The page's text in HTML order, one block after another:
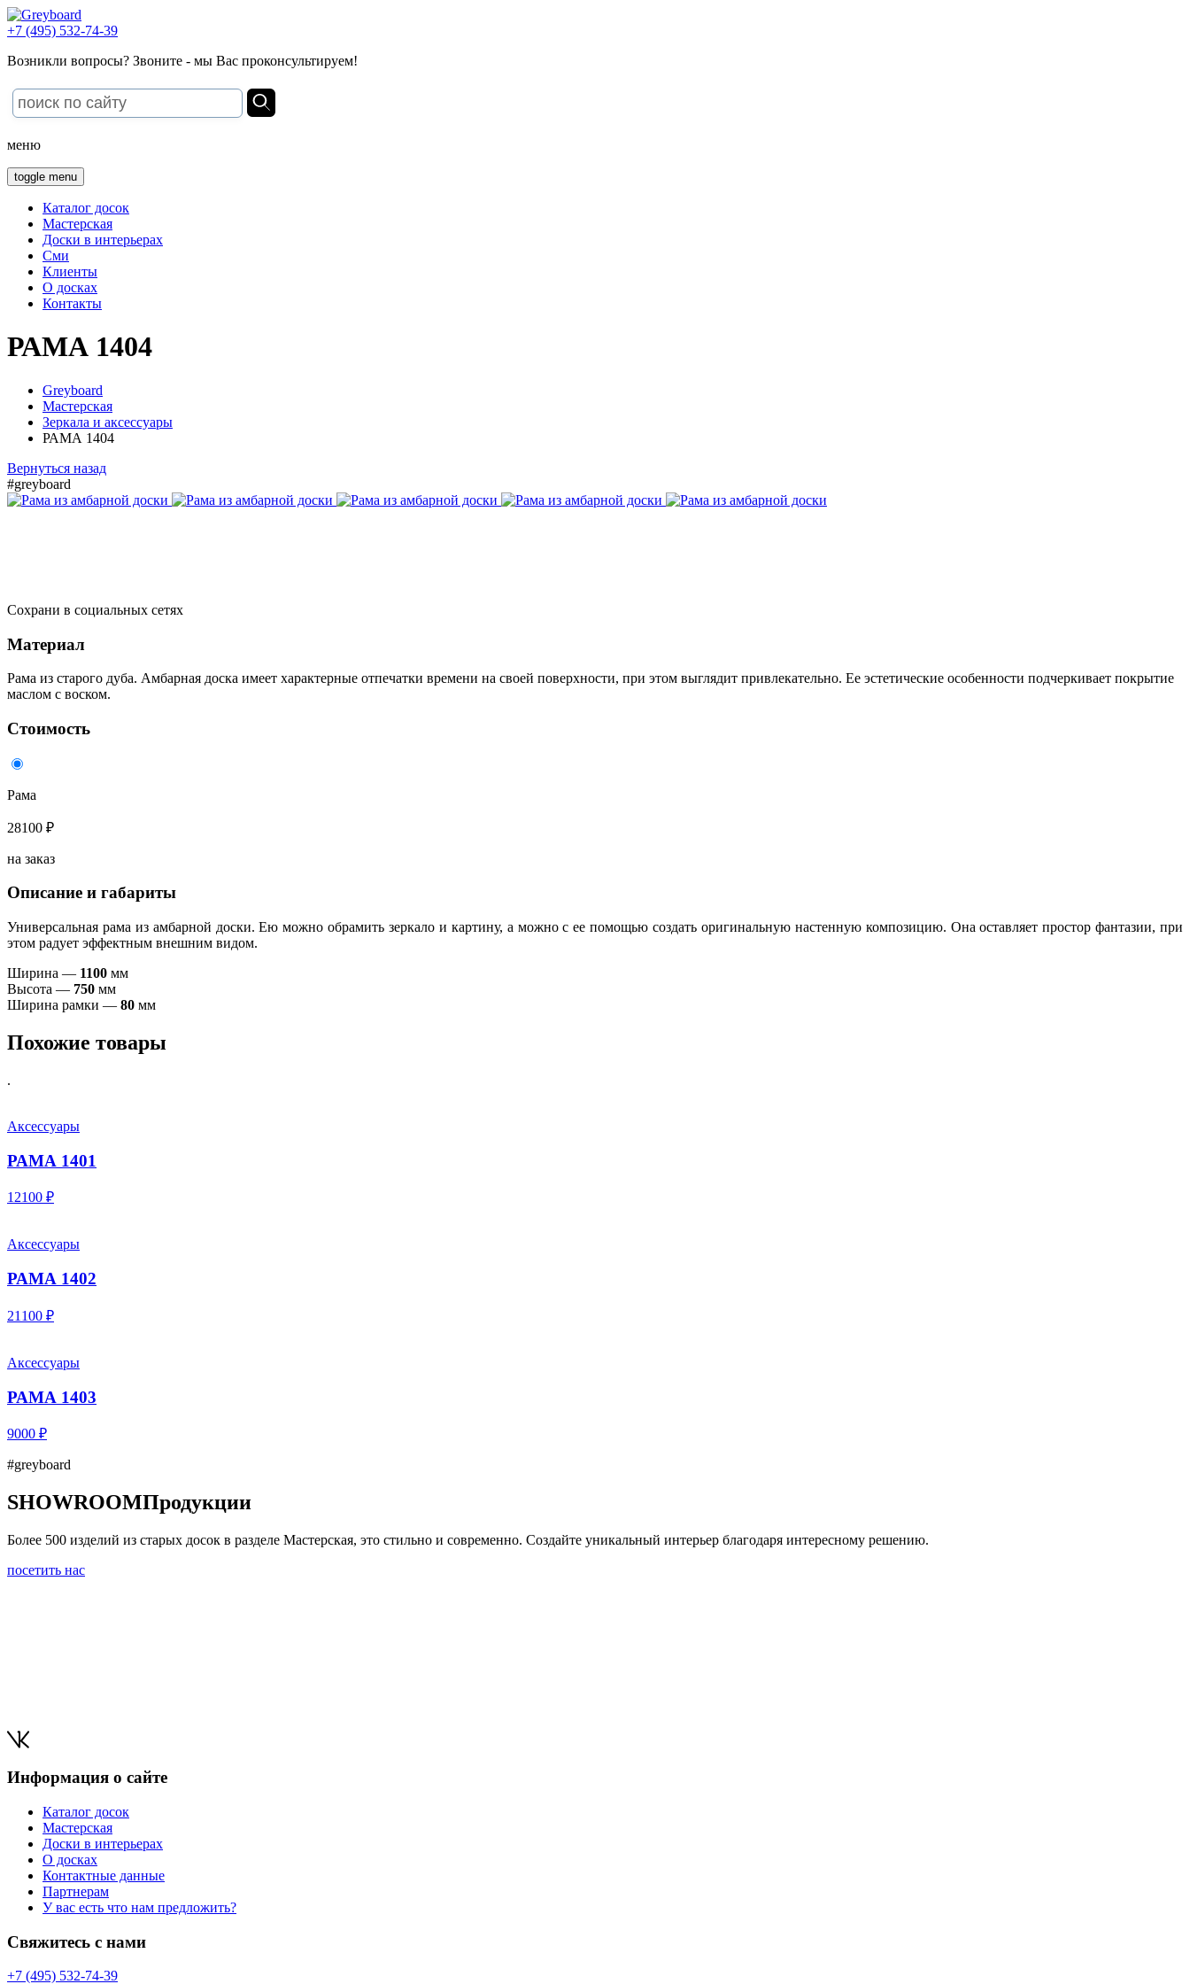
+7 (495) 532-74-39
Возникли вопросы? Звоните - мы Вас проконсультируем!
меню
toggle menu
Каталог досок
Мастерская
Доски в интерьерах
Сми
Клиенты
О досках
Контакты
РАМА 1404
Greyboard
Мастерская
Зеркала и аксессуары
РАМА 1404
Вернуться назад
#greyboard
Сохрани в социальных сетях
Материал
Рама из старого дуба. Амбарная доска имеет характерные отпечатки времени на своей поверхности, при этом выглядит привлекательно. Ее эстетические особенности подчеркивает покрытие
маслом с воском.
Стоимость
Рама
28100 ₽
на заказ
Описание и габариты
Универсальная рама из амбарной доски. Ею можно обрамить зеркало и картину, а можно с ее помощью создать оригинальную настенную композицию. Она оставляет простор фантазии, при
этом радует эффектным внешним видом.
Ширина — 1100 мм
Высота — 750 мм
Ширина рамки — 80 мм
Похожие товары
.
Аксессуары
РАМА 1401
12100 ₽
Аксессуары
РАМА 1402
21100 ₽
Аксессуары
РАМА 1403
9000 ₽
#greyboard
SHOWROOMПродукции
Более 500 изделий из старых досок в разделе Мастерская, это стильно и современно. Создайте уникальный интерьер благодаря интересному решению.
посетить нас
Информация о сайте
Каталог досок
Мастерская
Доски в интерьерах
О досках
Контактные данные
Партнерам
У вас есть что нам предложить?
Свяжитесь с нами
+7 (495) 532-74-39